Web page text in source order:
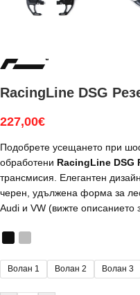
RacingLine DSG
227,00€
Подобрете усещането при
обработени RacingLine DSG
трансмисия. Елегантен
черен, удължена форма за
Audi и VW (вижте описанието
Волан 1 Волан 2 Волан 3